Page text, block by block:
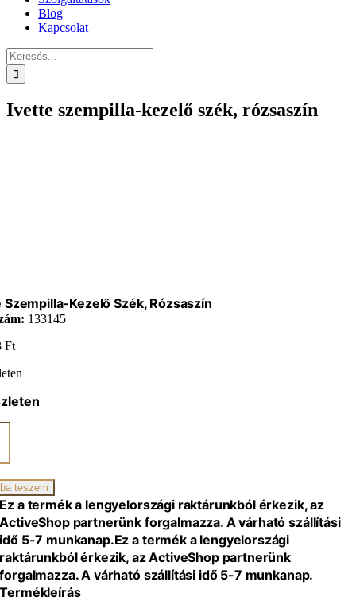
Blog
Kapcsolat
Keresés...
Ivette szempilla-kezelő szék, rózsaszín
Szempilla-Kezelő Szék, Rózsaszín
133145
Ft
teszem
Ez a termék a lengyelországi raktárunkból érkezik, az
ActiveShop partnerünk forgalmazza. A várható szállítási
idő 5-7 munkanap.Ez a termék a lengyelországi
raktárunkból érkezik, az ActiveShop partnerünk
forgalmazza. A várható szállítási idő 5-7 munkanap.
Termékleírás